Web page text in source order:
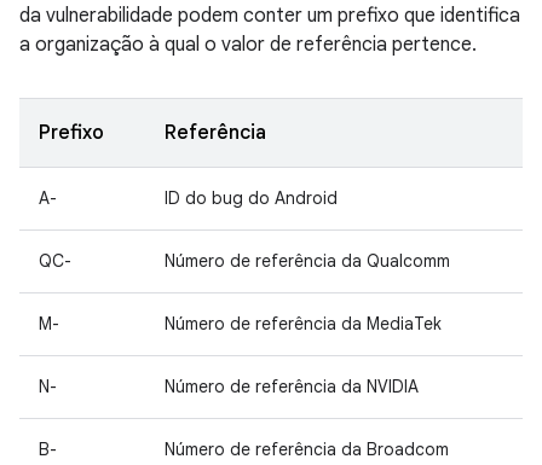
da vulnerabilidade podem conter um prefixo que identifica
a organização à qual o valor de referência pertence.
Prefixo Referência
A- ID do bug do Android
QC- Número de referência da Qualcomm
M- Número de referência da MediaTek
N- Número de referência da NVIDIA
B- Número de referência da Broadcom